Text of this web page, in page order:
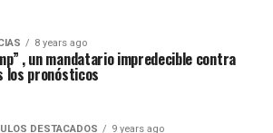
8 years ago
, un mandatario impredecible contra
los pronósticos
DESTACADOS 9 years ago